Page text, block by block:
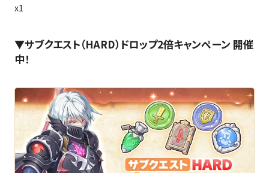
x1
▼サブクエスト（HARD）ドロップ2倍キャンペーン 開催
中！